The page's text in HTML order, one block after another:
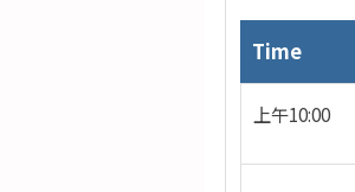
Time
上午10:00